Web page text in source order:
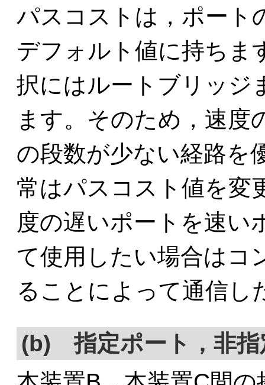
パスコストは，ポート
デフォルト値に持ちま
択にはルートブリッジ
ます。そのため，速度
の段数が少ない経路を
常はパスコスト値を変
度の遅いポートを速い
て使用したい場合はコ
ることによって通信し
(b) 指定ポート，非指